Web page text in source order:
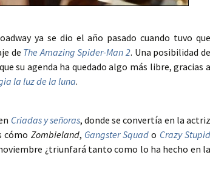
ya se dio el año pasado cuando tuvo que
de The Amazing Spider-Man 2. Una posibilidad de
su agenda ha quedado algo más libre, gracias a
la luz de la luna.
Criadas y señoras, donde se convertía en la actriz
cómo Zombieland, Gangster Squad o Crazy Stupid
¿triunfará tanto como lo ha hecho en la